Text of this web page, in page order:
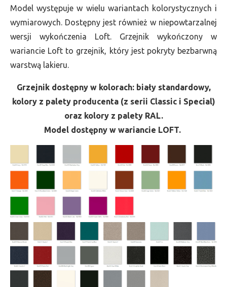
Model występuje w wielu wariantach kolorystycznych i
wymiarowych. Dostępny jest również w niepowtarzalnej
wersji wykończenia Loft. Grzejnik wykończony w
wariancie Loft to grzejnik, który jest pokryty bezbarwną
warstwą lakieru.
Grzejnik dostępny w kolorach: biały standardowy,
kolory z palety producenta (z serii Classic i Special)
oraz kolory z palety RAL.
Model dostępny w wariancie LOFT.